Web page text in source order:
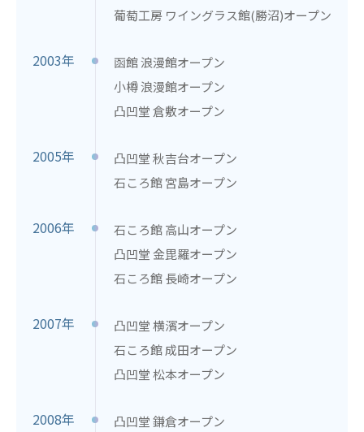
葡萄工房 ワイングラス館(勝沼)オープン
2003年
函館 浪漫館オープン
小樽 浪漫館オープン
凸凹堂 倉敷オープン
2005年
凸凹堂 秋吉台オープン
石ころ館 宮島オープン
2006年
石ころ館 高山オープン
凸凹堂 金毘羅オープン
石ころ館 長崎オープン
2007年
凸凹堂 横濱オープン
石ころ館 成田オープン
凸凹堂 松本オープン
2008年
凸凹堂 鎌倉オープン